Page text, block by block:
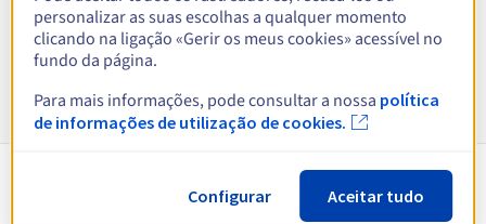
Ver todas as extensões
Informações sobre .port.fr
Registo do seu nome de domínio
personalizar as suas escolhas a qualquer momento
clicando na ligação «Gerir os meus cookies» acessível no
fundo da página.
Para mais informações, pode consultar a nossa política
de informações de utilização de cookies.
Configurar Aceitar tudo